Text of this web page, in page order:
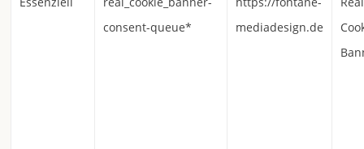
consent-queue*
mediadesign.de